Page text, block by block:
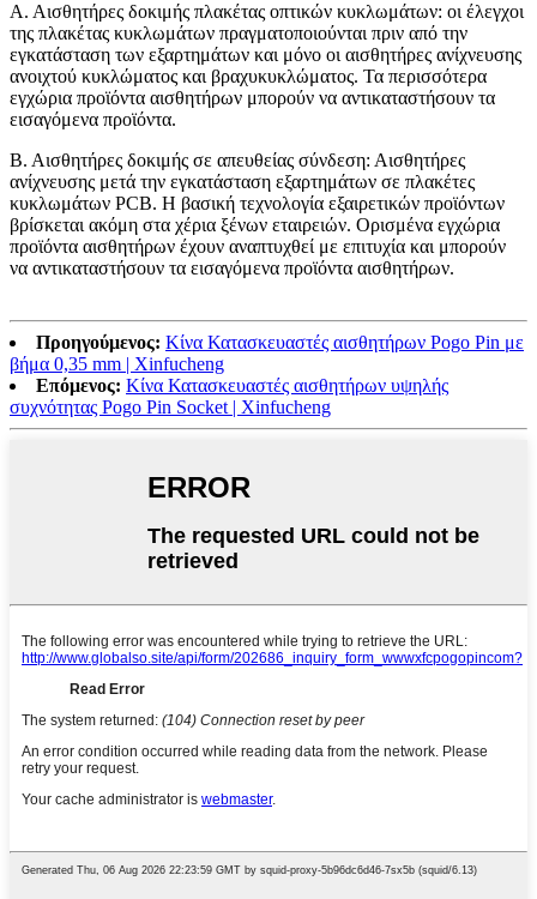
Α. Αισθητήρες δοκιμής πλακέτας οπτικών κυκλωμάτων: οι έλεγχοι
της πλακέτας κυκλωμάτων πραγματοποιούνται πριν από την
εγκατάσταση των εξαρτημάτων και μόνο οι αισθητήρες ανίχνευσης
ανοιχτού κυκλώματος και βραχυκυκλώματος. Τα περισσότερα
εγχώρια προϊόντα αισθητήρων μπορούν να αντικαταστήσουν τα
εισαγόμενα προϊόντα.
Β. Αισθητήρες δοκιμής σε απευθείας σύνδεση: Αισθητήρες
ανίχνευσης μετά την εγκατάσταση εξαρτημάτων σε πλακέτες
κυκλωμάτων PCB. Η βασική τεχνολογία εξαιρετικών προϊόντων
βρίσκεται ακόμη στα χέρια ξένων εταιρειών. Ορισμένα εγχώρια
προϊόντα αισθητήρων έχουν αναπτυχθεί με επιτυχία και μπορούν
να αντικαταστήσουν τα εισαγόμενα προϊόντα αισθητήρων.
Προηγούμενος: Κίνα Κατασκευαστές αισθητήρων Pogo Pin με
βήμα 0,35 mm | Xinfucheng
Επόμενος: Κίνα Κατασκευαστές αισθητήρων υψηλής
συχνότητας Pogo Pin Socket | Xinfucheng